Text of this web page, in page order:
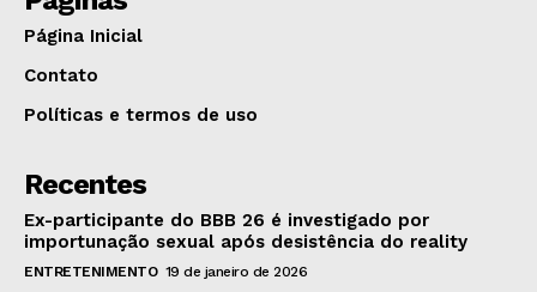
Página Inicial
Contato
Políticas e termos de uso
Recentes
Ex-participante do BBB 26 é investigado por
importunação sexual após desistência do reality
ENTRETENIMENTO 19 de janeiro de 2026